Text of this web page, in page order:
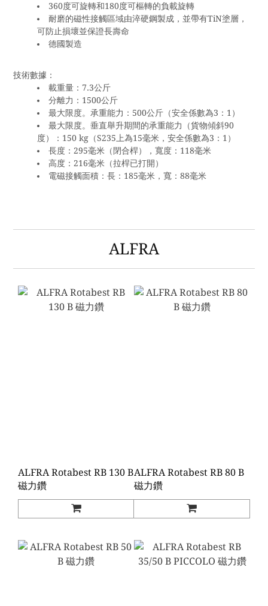
360度可旋轉和180度可樞轉的負載旋轉
耐磨的磁性接觸區域由淬硬鋼製成，並帶有TiN塗層，
可防止損壞並保證長壽命
德國製造
技術數據：
載重量：7.3公斤
分離力：1500公斤
最大限度。承重能力：500公斤（安全係數為3：1）
最大限度。垂直舉升期間的承重能力（貨物傾斜90
度）：150 kg（S235上為15毫米，安全係數為3：1）
長度：295毫米（閉合桿），寬度：118毫米
高度：216毫米（拉桿已打開）
電磁接觸面積：長：185毫米，寬：88毫米
ALFRA
ALFRA Rotabest RB 130 B
磁力鑽
ALFRA Rotabest RB 80 B
磁力鑽